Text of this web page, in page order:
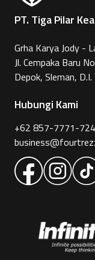
PT. Tiga Pilar
Grha Karya Jody -
Jl. Cempaka Baru
Depok, Sleman,
Hubungi Kami
+62 857-7771-